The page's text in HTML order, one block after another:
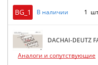
BG_1
В наличии 1
DACHAI-DEUTZ
Аналоги и сопутствующие